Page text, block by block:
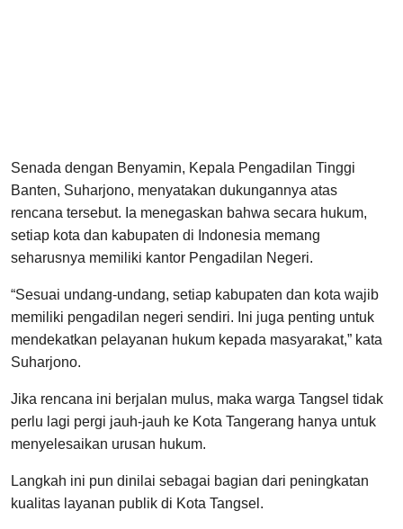
Senada dengan Benyamin, Kepala Pengadilan Tinggi
Banten, Suharjono, menyatakan dukungannya atas
rencana tersebut. Ia menegaskan bahwa secara hukum,
setiap kota dan kabupaten di Indonesia memang
seharusnya memiliki kantor Pengadilan Negeri.
“Sesuai undang-undang, setiap kabupaten dan kota wajib
memiliki pengadilan negeri sendiri. Ini juga penting untuk
mendekatkan pelayanan hukum kepada masyarakat,” kata
Suharjono.
Jika rencana ini berjalan mulus, maka warga Tangsel tidak
perlu lagi pergi jauh-jauh ke Kota Tangerang hanya untuk
menyelesaikan urusan hukum.
Langkah ini pun dinilai sebagai bagian dari peningkatan
kualitas layanan publik di Kota Tangsel.